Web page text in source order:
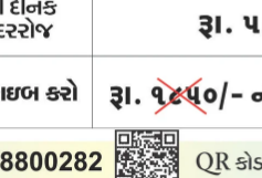
રાજકોટ
લાકડી-કોદાળીથી હુમલો